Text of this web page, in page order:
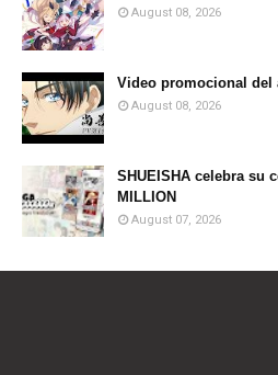
August 08, 2026
Video promocional del
August 08, 2026
SHUEISHA celebra su
MILLION
August 07, 2026